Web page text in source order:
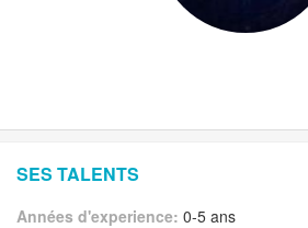
SES TALENTS
Années d'experience: 0-5 ans